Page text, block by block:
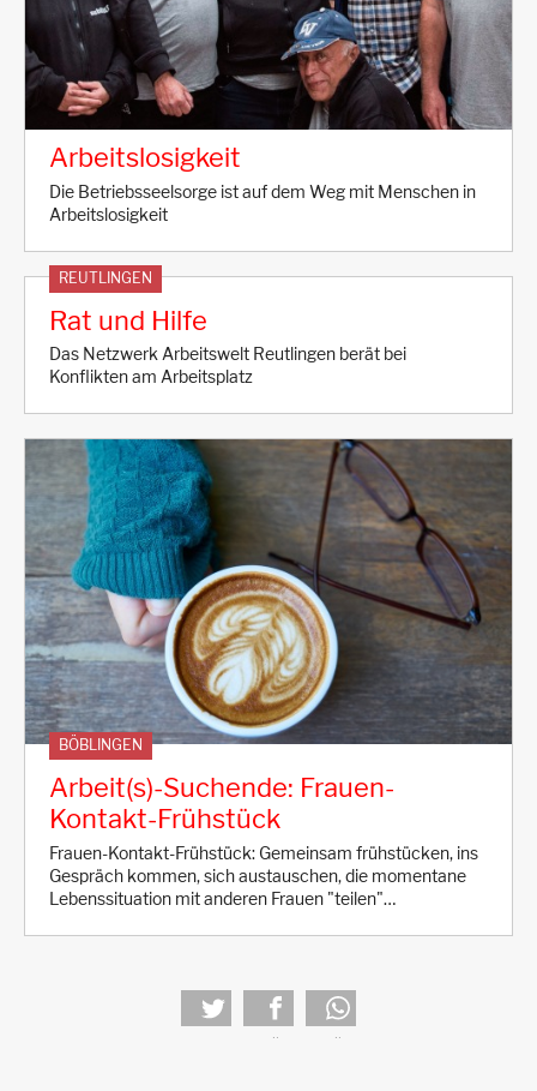
Arbeitslosigkeit
Die Betriebsseelsorge ist auf dem Weg mit Menschen in
Arbeitslosigkeit
REUTLINGEN
Rat und Hilfe
Das Netzwerk Arbeitswelt Reutlingen berät bei
Konflikten am Arbeitsplatz
BÖBLINGEN
Arbeit(s)-Suchende: Frauen-
Kontakt-Frühstück
Frauen-Kontakt-Frühstück: Gemeinsam frühstücken, ins
Gespräch kommen, sich austauschen, die momentane
Lebenssituation mit anderen Frauen "teilen"…
teilen teilen